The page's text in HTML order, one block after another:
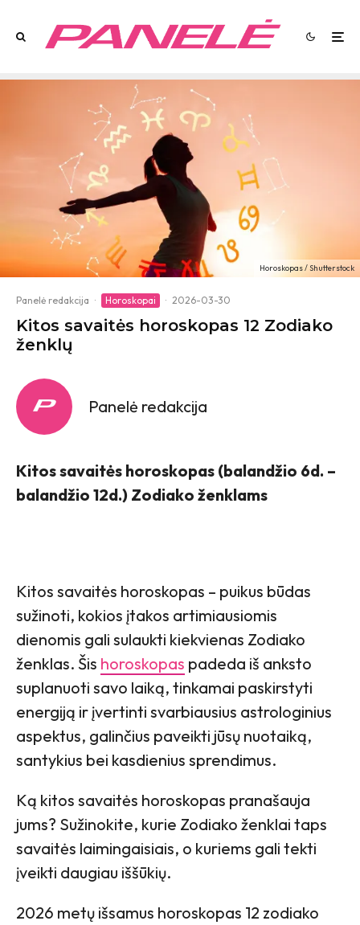
Horoskopas / Shutterstock
Panelė redakcija · Horoskopai · 2026-03-30
Kitos savaitės horoskopas 12 Zodiako
ženklų
Panelė redakcija
Kitos savaitės horoskopas (balandžio 6d. –
balandžio 12d.) Zodiako ženklams
Kitos savaitės horoskopas – puikus būdas
sužinoti, kokios įtakos artimiausiomis
dienomis gali sulaukti kiekvienas Zodiako
ženklas. Šis horoskopas padeda iš anksto
suplanuoti savo laiką, tinkamai paskirstyti
energiją ir įvertinti svarbiausius astrologinius
aspektus, galinčius paveikti jūsų nuotaiką,
santykius bei kasdienius sprendimus.
Ką kitos savaitės horoskopas pranašauja
jums? Sužinokite, kurie Zodiako ženklai taps
savaitės laimingaisiais, o kuriems gali tekti
įveikti daugiau iššūkių.
2026 metų išsamus horoskopas 12 zodiako